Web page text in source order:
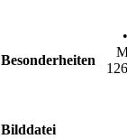
Besonderheiten
Bilddatei